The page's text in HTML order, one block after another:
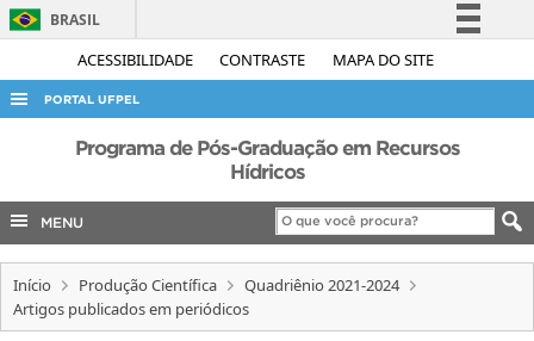
ACESSIBILIDADE CONTRASTE MAPA DO SITE
BRASIL
Simplifique!
Acesso à informação
Legislação
Canais
PORTAL UFPEL
ACESSO À INFORMAÇÃO
COBALTO
CONCURSOS
EDITAIS
Programa de Pós-Graduação em Recursos
Hídricos
MENU
Início Produção Científica
Quadriênio 2021-2024
Artigos publicados em periódicos